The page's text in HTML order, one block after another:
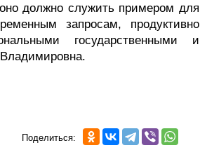
должно служить примером для
запросам, продуктивно
государственными и
Поделиться: